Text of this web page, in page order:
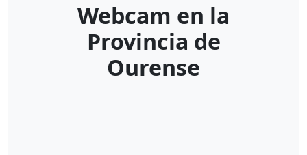
Webcam en la
Provincia de
Ourense